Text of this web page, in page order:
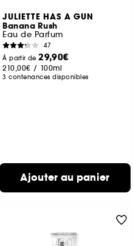
JULIETTE HAS A GUN
Banana Rush
Eau de Parfum
47
À partir de29,90€
210,00€ / 100ml
3 contenances disponibles
Ajouter au panier